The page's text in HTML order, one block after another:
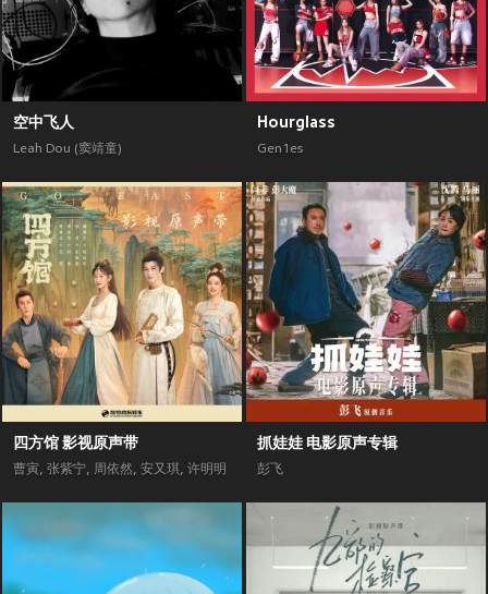
空中飞人
Leah Dou (窦靖童)
Hourglass
Gen1es
四方馆 影视原声带
曹寅, 张紫宁, 周依然, 安又琪, 许明明
抓娃娃 电影原声专辑
彭飞